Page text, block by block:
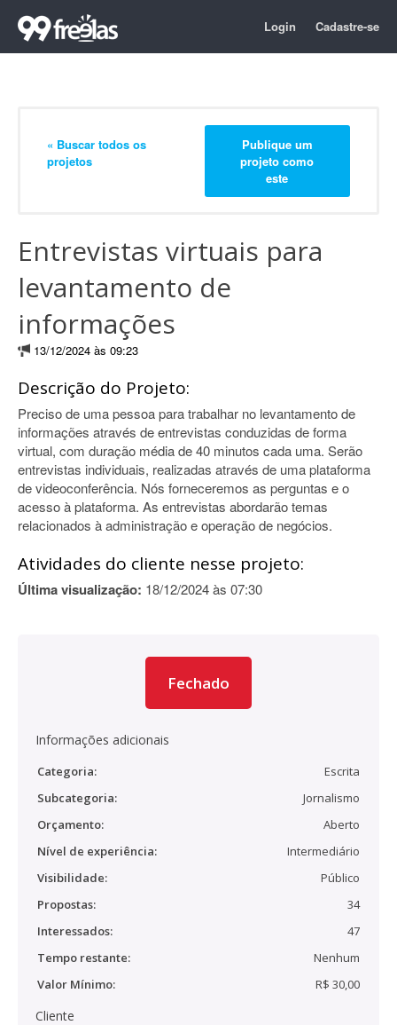
Login Cadastre-se
« Buscar todos os
projetos
Publique um
projeto como
este
Entrevistas virtuais para
levantamento de
informações
13/12/2024 às 09:23
Descrição do Projeto:
Preciso de uma pessoa para trabalhar no levantamento de
informações através de entrevistas conduzidas de forma
virtual, com duração média de 40 minutos cada uma. Serão
entrevistas individuais, realizadas através de uma plataforma
de videoconferência. Nós forneceremos as perguntas e o
acesso à plataforma. As entrevistas abordarão temas
relacionados à administração e operação de negócios.
Atividades do cliente nesse projeto:
Última visualização: 18/12/2024 às 07:30
Fechado
Informações adicionais
Categoria:
Escrita
Subcategoria:
Jornalismo
Orçamento:
Aberto
Nível de experiência:
Intermediário
Visibilidade:
Público
Propostas:
34
Interessados:
47
Tempo restante:
Nenhum
Valor Mínimo:
R$ 30,00
Cliente